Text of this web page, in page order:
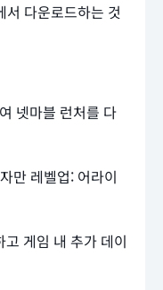
다운로드하는 것
넷마블 런처를 다
만 레벨업: 어라이
게임 내 추가 데이